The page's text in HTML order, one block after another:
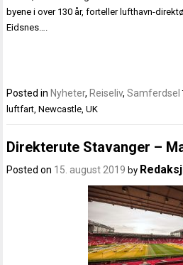
byene i over 130 år, forteller lufthavn-
Eidsnes….
Posted in Nyheter, Reiseliv,Samferdsel
luftfart,Newcastle,UK
Direkterute Stavanger –
Posted on 15. august 2019 by